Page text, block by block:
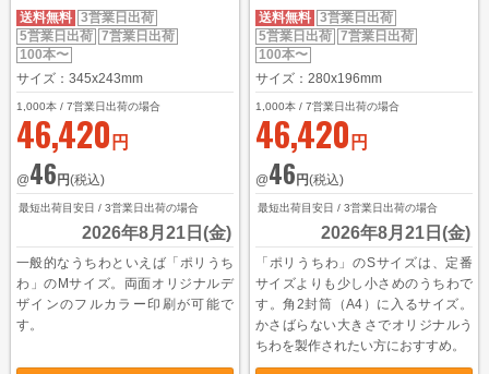
送料無料 3営業日出荷
5営業日出荷 7営業日出荷
100本〜
サイズ：345x243mm
1,000本 / 7営業日出荷の場合
46,420 円
@46 円(税込)
最短出荷目安日 / 3営業日出荷の場合
2026年8月21日(金)
一般的なうちわといえば「ポリうち
わ」のMサイズ。両面オリジナルデ
ザインのフルカラー印刷が可能で
す。
送料無料 3営業日出荷
5営業日出荷 7営業日出荷
100本〜
サイズ：280x196mm
1,000本 / 7営業日出荷の場合
46,420 円
@46 円(税込)
最短出荷目安日 / 3営業日出荷の場合
2026年8月21日(金)
「ポリうちわ」のSサイズは、定番
サイズよりも少し小さめのうちわで
す。角2封筒（A4）に入るサイズ。
かさばらない大きさでオリジナルう
ちわを製作されたい方におすすめ。